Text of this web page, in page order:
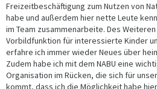
Freizeitbeschäftigung zum Nutzen von
habe und außerdem hier nette Leute
im Team zusammenarbeite. Des
Vorbildfunktion für interessierte Kinder
erfahre ich immer wieder Neues über
Zudem habe ich mit dem NABU eine
Organisation im Rücken, die sich für
kommt, dass ich die Möglichkeit habe